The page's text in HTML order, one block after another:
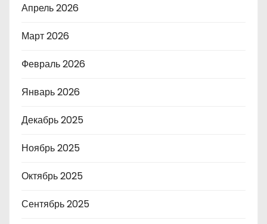
Апрель 2026
Март 2026
Февраль 2026
Январь 2026
Декабрь 2025
Ноябрь 2025
Октябрь 2025
Сентябрь 2025